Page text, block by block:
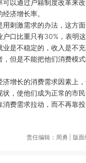
以通过户籍制度改革来
济增长率。
刺激需求的办法，这方
口比重只有30%，表明
是不稳定的，收入是不
但是不能把他们消费模
增长的消费需求因素上，
，使他们成为正常的市民
费需求拉动，而不再靠投
责任编辑：周勇 | 版